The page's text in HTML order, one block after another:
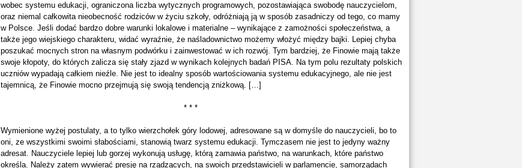
wobec systemu edukacji, ograniczona liczba wytycznych programowych, pozostawiająca swobodę nauczycielom,
oraz niemal całkowita nieobecność rodziców w życiu szkoły, odróżniają ją w sposób zasadniczy od tego, co mamy
w Polsce. Jeśli dodać bardzo dobre warunki lokalowe i materialne – wynikające z zamożności społeczeństwa, a
także jego wiejskiego charakteru, widać wyraźnie, że naśladownictwo możemy włożyć między bajki. Lepiej chyba
poszukać mocnych stron na własnym podwórku i zainwestować w ich rozwój. Tym bardziej, że Finowie mają także
swoje kłopoty, do których zalicza się stały zjazd w wynikach kolejnych badań PISA. Na tym polu rezultaty polskich
uczniów wypadają całkiem nieźle. Nie jest to idealny sposób wartościowania systemu edukacyjnego, ale nie jest
tajemnicą, że Finowie mocno przejmują się swoją tendencją zniżkową. […]
* * *
Wymienione wyżej postulaty, a to tylko wierzchołek góry lodowej, adresowane są w domyśle do nauczycieli, bo to
oni, ze wszystkimi swoimi słabościami, stanowią twarz systemu edukacji. Tymczasem nie jest to jedyny ważny
adresat. Nauczyciele lepiej lub gorzej wykonują usługę, którą zamawia państwo, na warunkach, które państwo
określa. Należy zatem wywierać presję na rządzących, na swoich przedstawicieli w parlamencie, samorządach